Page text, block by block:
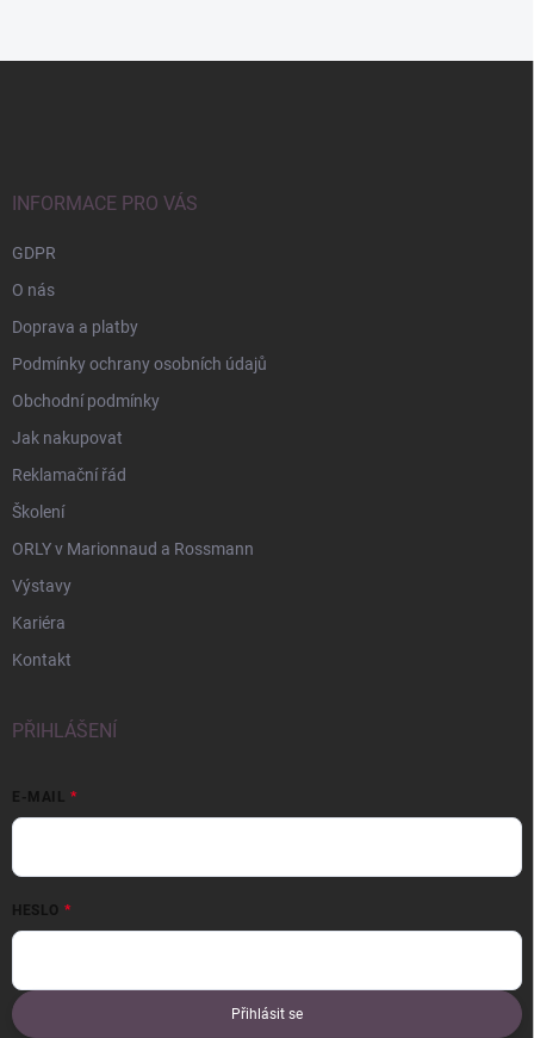
INFORMACE PRO VÁS
GDPR
O nás
Doprava a platby
Podmínky ochrany osobních údajů
Obchodní podmínky
Jak nakupovat
Reklamační řád
Školení
ORLY v Marionnaud a Rossmann
Výstavy
Kariéra
Kontakt
PŘIHLÁŠENÍ
E-MAIL
HESLO
Přihlásit se